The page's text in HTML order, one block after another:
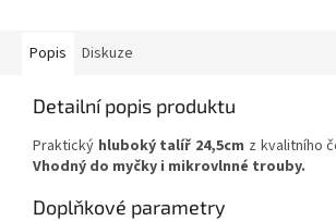
Popis Diskuze
Detailní popis produktu
Praktický hluboký talíř 24,5cm z kvalitního
Vhodný do myčky i mikrovlnné trouby.
Doplňkové parametry